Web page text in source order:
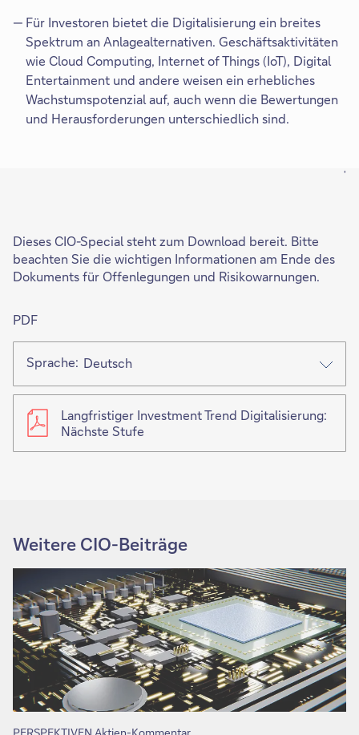
Für Investoren bietet die Digitalisierung ein breites
Spektrum an Anlagealternativen. Geschäftsaktivitäten
wie Cloud Computing, Internet of Things (IoT), Digital
Entertainment und andere weisen ein erhebliches
Wachstumspotenzial auf, auch wenn die Bewertungen
und Herausforderungen unterschiedlich sind.
'
Dieses CIO-Special steht zum Download bereit. Bitte
beachten Sie die wichtigen Informationen am Ende des
Dokuments für Offenlegungen und Risikowarnungen.
PDF
Sprache: Deutsch
Langfristiger Investment Trend Digitalisierung:
Nächste Stufe
Weitere CIO-Beiträge